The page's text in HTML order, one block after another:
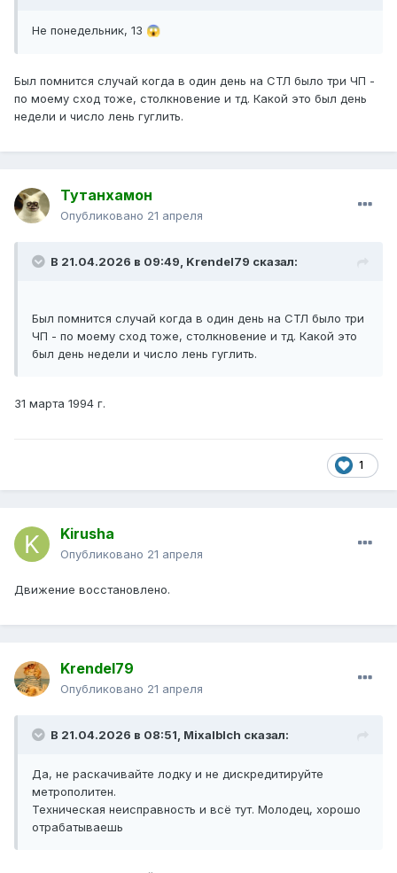
Не понедельник, 13 😱
Был помнится случай когда в один день на СТЛ было три ЧП -
по моему сход тоже, столкновение и тд. Какой это был день
недели и число лень гуглить.
Тутанхамон
Опубликовано 21 апреля
В 21.04.2026 в 09:49, Krendel79 сказал:
Был помнится случай когда в один день на СТЛ было три
ЧП - по моему сход тоже, столкновение и тд. Какой это
был день недели и число лень гуглить.
31 марта 1994 г.
1
Kirusha
Опубликовано 21 апреля
Движение восстановлено.
Krendel79
Опубликовано 21 апреля
В 21.04.2026 в 08:51, Mixalblch сказал:
Да, не раскачивайте лодку и не дискредитируйте
метрополитен.
Техническая неисправность и всё тут. Молодец, хорошо
отрабатываешь